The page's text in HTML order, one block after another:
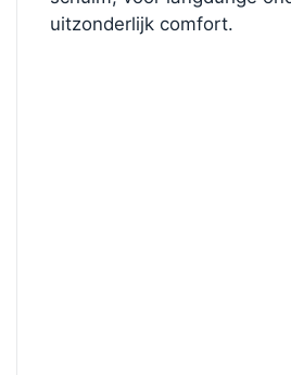
uitzonderlijk comfort.